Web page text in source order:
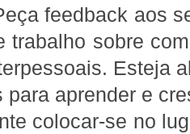
feedback aos
trabalho sobre
Esteja
para aprender e
colocar-se no